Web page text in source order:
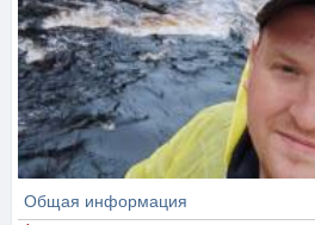
Общая информация